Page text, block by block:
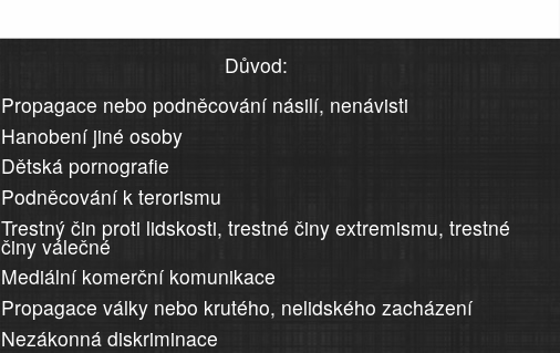
Důvod:
Propagace nebo podněcování násilí, nenávisti
Hanobení jiné osoby
Dětská pornografie
Podněcování k terorismu
Trestný čin proti lidskosti, trestné činy extremismu, trestné
činy válečné
Mediální komerční komunikace
Propagace války nebo krutého, nelidského zacházení
Nezákonná diskriminace